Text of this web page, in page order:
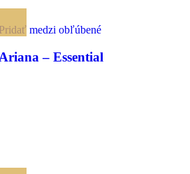
medzi obľúbené
– Essential